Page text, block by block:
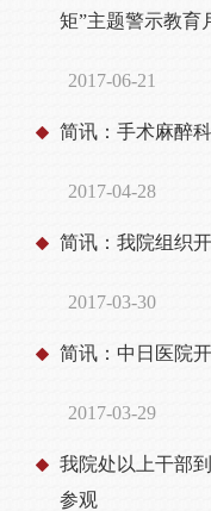
矩”主题警示教育
2017-06-21
简讯：手术麻醉
2017-04-28
简讯：我院组织
2017-03-30
简讯：中日医院
2017-03-29
我院处以上干部
参观